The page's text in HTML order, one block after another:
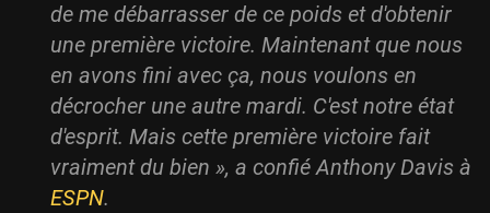
de me débarrasser de ce poids et d'obtenir
une première victoire. Maintenant que nous
en avons fini avec ça, nous voulons en
décrocher une autre mardi. C'est notre état
d'esprit. Mais cette première victoire fait
vraiment du bien », a confié Anthony Davis à
ESPN.